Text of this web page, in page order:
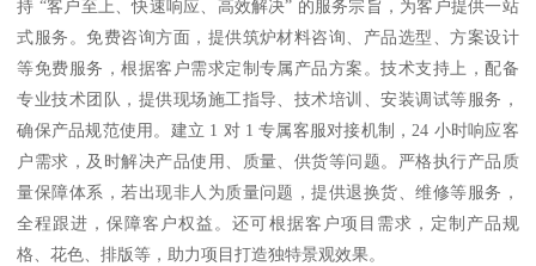
持 “客户至上、快速响应、高效解决” 的服务宗旨，为客户提供一站
式服务。免费咨询方面，提供筑炉材料咨询、产品选型、方案设计
等免费服务，根据客户需求定制专属产品方案。技术支持上，配备
专业技术团队，提供现场施工指导、技术培训、安装调试等服务，
确保产品规范使用。建立 1 对 1 专属客服对接机制，24 小时响应客
户需求，及时解决产品使用、质量、供货等问题。严格执行产品质
量保障体系，若出现非人为质量问题，提供退换货、维修等服务，
全程跟进，保障客户权益。还可根据客户项目需求，定制产品规
格、花色、排版等，助力项目打造独特景观效果。